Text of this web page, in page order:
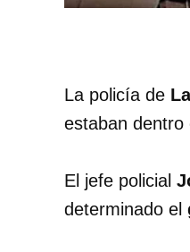
La policía de
estaban dentro
El jefe policial
determinado el